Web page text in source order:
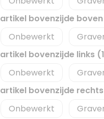
artikel bovenzijde
Onbewerkt
artikel bovenzijde links
Onbewerkt
artikel bovenzijde
Onbewerkt